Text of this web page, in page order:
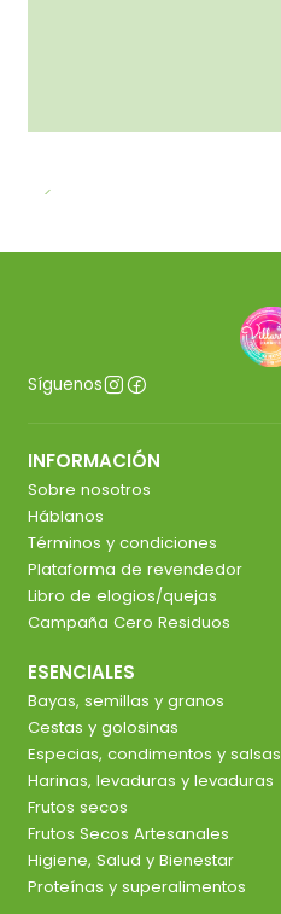
Síguenos
INFORMACIÓN
Sobre nosotros
Háblanos
Términos y condiciones
Plataforma de revendedor
Libro de elogios/quejas
Campaña Cero Residuos
ESENCIALES
Bayas, semillas y granos
Cestas y golosinas
Especias, condimentos y salsas
Harinas, levaduras y levaduras
Frutos secos
Frutos Secos Artesanales
Higiene, Salud y Bienestar
Proteínas y superalimentos